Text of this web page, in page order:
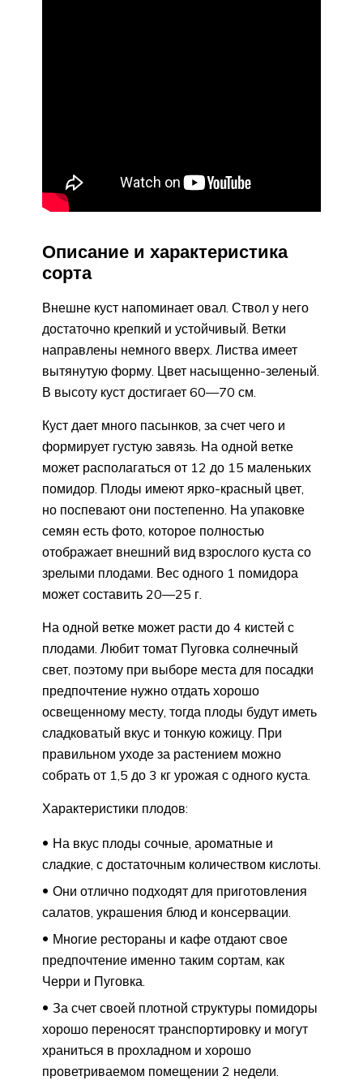
Описание и характеристика
сорта
Внешне куст напоминает овал. Ствол у него
достаточно крепкий и устойчивый. Ветки
направлены немного вверх. Листва имеет
вытянутую форму. Цвет насыщенно-зеленый.
В высоту куст достигает 60—70 см.
Куст дает много пасынков, за счет чего и
формирует густую завязь. На одной ветке
может располагаться от 12 до 15 маленьких
помидор. Плоды имеют ярко-красный цвет,
но поспевают они постепенно. На упаковке
семян есть фото, которое полностью
отображает внешний вид взрослого куста со
зрелыми плодами. Вес одного 1 помидора
может составить 20—25 г.
На одной ветке может расти до 4 кистей с
плодами. Любит томат Пуговка солнечный
свет, поэтому при выборе места для посадки
предпочтение нужно отдать хорошо
освещенному месту, тогда плоды будут иметь
сладковатый вкус и тонкую кожицу. При
правильном уходе за растением можно
собрать от 1,5 до 3 кг урожая с одного куста.
Характеристики плодов:
На вкус плоды сочные, ароматные и
сладкие, с достаточным количеством кислоты.
Они отлично подходят для приготовления
салатов, украшения блюд и консервации.
Многие рестораны и кафе отдают свое
предпочтение именно таким сортам, как
Черри и Пуговка.
За счет своей плотной структуры помидоры
хорошо переносят транспортировку и могут
храниться в прохладном и хорошо
проветриваемом помещении 2 недели.